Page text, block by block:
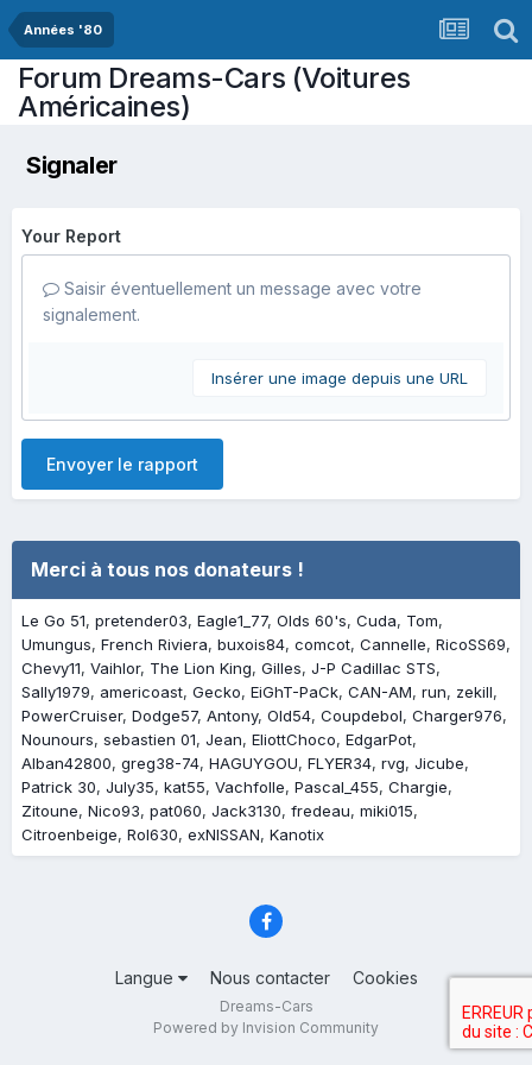
Années '80
Forum Dreams-Cars (Voitures
Américaines)
Signaler
Your Report
Saisir éventuellement un message avec votre
signalement.
Insérer une image depuis une URL
Envoyer le rapport
Merci à tous nos donateurs !
Le Go 51 pretender03 Eagle1_77 Olds 60's Cuda
Tom
Umungus French Riviera buxois84 comcot Cannelle RicoSS69
Chevy11 Vaihlor The Lion King Gilles J-P Cadillac STS
Sally1979
americoast Gecko EiGhT-PaCk CAN-AM run
zekill
PowerCruiser Dodge57 Antony Old54 Coupdebol Charger976
Nounours sebastien 01 Jean EliottChoco EdgarPot
Alban42800 greg38-74 HAGUYGOU FLYER34 rvg Jicube
Patrick 30 July35 kat55 Vachfolle Pascal_455 Chargie
Zitoune Nico93 pat060 Jack3130 fredeau miki015
Citroenbeige Rol630 exNISSAN Kanotix
Langue Nous contacter Cookies
Dreams-Cars
Powered by Invision Community